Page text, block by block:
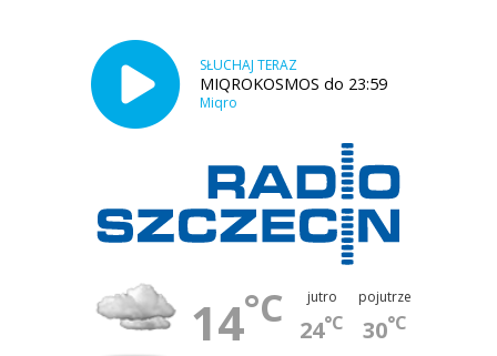
SŁUCHAJ TERAZ
MIQROKOSMOS do 23:59
Miqro
14°C jutro
24°C
pojutrze
30°C